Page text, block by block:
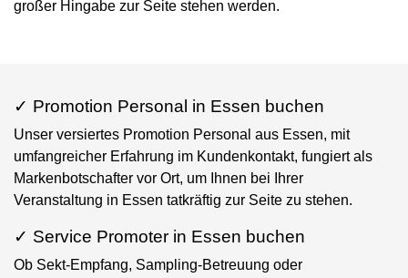
großer Hingabe zur Seite stehen werden.
✓ Promotion Personal in Essen buchen
Unser versiertes Promotion Personal aus Essen, mit
umfangreicher Erfahrung im Kundenkontakt, fungiert als
Markenbotschafter vor Ort, um Ihnen bei Ihrer
Veranstaltung in Essen tatkräftig zur Seite zu stehen.
✓ Service Promoter in Essen buchen
Ob Sekt-Empfang, Sampling-Betreuung oder